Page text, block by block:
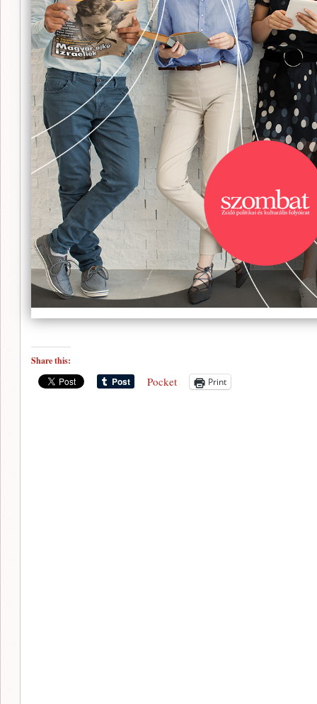
Share this:
Pocket Print